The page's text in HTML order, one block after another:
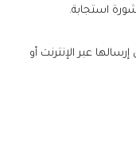
استجابة.
عبر الإنترنت أو